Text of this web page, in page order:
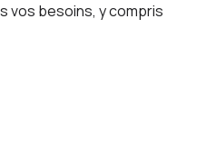
vos besoins, y compris